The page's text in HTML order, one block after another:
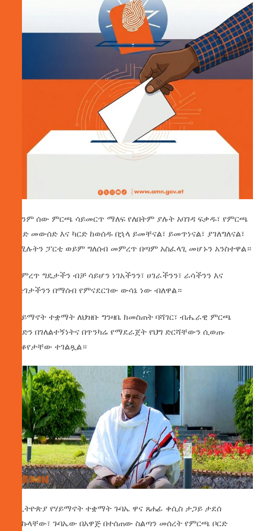
ማንም ሰው ምርጫ ሳይመርጥ ማለፍ የለበትም ያሉት አባገዳ ፍቃዱ፣ የምርጫ
ካርድ መውሰድ እና ካርድ ከወሰዱ በኋላ ይመቸናል፣ ይመጥነናል፣ ያገለግለናል፣
የሚሉትን ፓርቲ ወይም ግለሰብ መምረጥ በጣም አስፈላጊ መሆኑን አንስተዋል።
መምረጥ ግዴታችን ብቻ ሳይሆን ነገአችንን፣ ሀገራችንን፣ ራሳችንን እና
እድገታችንን በማሰብ የምናደርገው ውሳኔ ነው ብለዋል።
የሃይማኖት ተቋማት ለህዝቡ ግንዛቤ ከመስጠት ባሻገር፣ ብሔራዊ ምርጫ
ቦርድን በገለልተኝነትና በጥንካሬ የማደራጀት የህግ ድርሻቸውን ሲወጡ
መቆየታቸው ተገልጿል።
የኢትዮጵያ የሃይማኖት ተቋማት ጉባኤ ዋና ጸሐፊ ቀሲስ ታጋይ ታደሰ
በበኩላቸው፣ ጉባኤው በአዋጅ በተሰጠው ስልጣን መሰረት የምርጫ ቦርድ